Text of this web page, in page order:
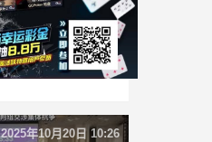
2025年10月20日 10:26